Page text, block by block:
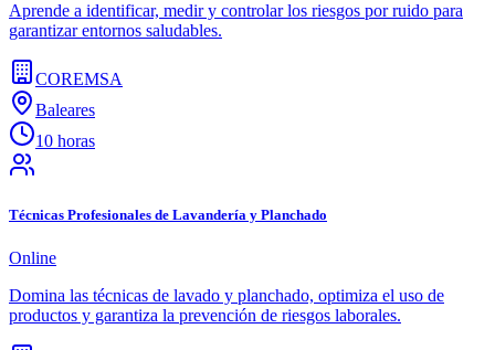
Aprende a identificar, medir y controlar los riesgos por ruido para
garantizar entornos saludables.
COREMSA
Baleares
10 horas
Técnicas Profesionales de Lavandería y Planchado
Online
Domina las técnicas de lavado y planchado, optimiza el uso de
productos y garantiza la prevención de riesgos laborales.